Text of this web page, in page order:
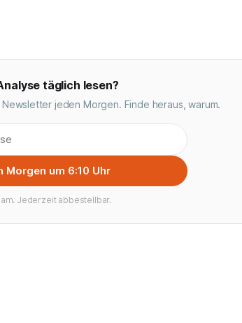
täglich lesen?
jeden Morgen. Finde heraus, warum.
Morgen um 6:10 Uhr
Jederzeit abbestellbar.